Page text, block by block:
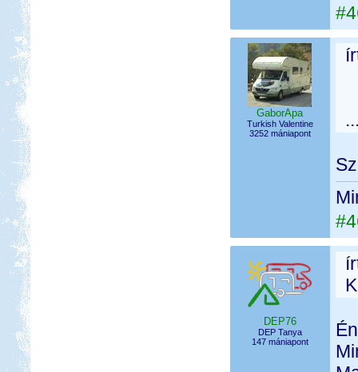
GaborApa
Turkish Valentine
3252 mániapont
DEP76
DEP Tanya
147 mániapont